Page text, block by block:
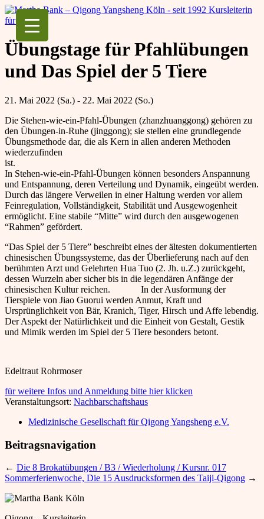
Martha Bank – Qigong Yangsheng Köln
seit 1992 Kursleiterin für Qigong
Übungstage für Pfahlübungen
und Das Spiel der 5 Tiere
21. Mai 2022 (Sa.) - 22. Mai 2022 (So.)
Die Stehen-wie-ein-Pfahl-Übungen (zhanzhuanggong) gehören zu
den Übungen-in-Ruhe (jinggong); sie stellen eine grundlegende
Übungsmethode dar, die als Kern in allen anderen Methoden
wiederzufinden
In Stehen-wie-ein-Pfahl-Übungen können besonders Anspannung
und Entspannung, deren Verteilung und Dynamik, eingeübt werden.
Durch das längere Verweilen in einer Haltung werden vor allem
Feinregulation, Vollständigkeit, Stabilität und Ausgewogenheit
ermöglicht. Eine stabile “Mitte” wird durch den ausgewogenen
“Rahmen” gefördert.
“Das Spiel der 5 Tiere” beschreibt eines der ältesten dokumentierten
chinesischen Übungssysteme, das der Überlieferung nach auf den
berühmten Arzt und Gelehrten Hua Tuo (2. Jh. u.Z.) zurückgeht,
dessen Wurzeln aber sicher bis in die legendären Anfänge der
chinesischen Kultur reichen. In der Ausformung der
Tierspiele von Jiao Guorui werden Anmut, Kraft und
Ursprünglichkeit von Bär, Kranich, Tiger, Hirsch und Affe lebendig.
Der Aspekt der Natürlichkeit und die Einheit von Gestalt, Gestik
und Mimik werden im Spiel der 5 Tiere besonders betont.
Edeltraut Rohrmoser
für weitere Infos und Anmeldung bitte hier klicken
Veranstaltungsort: Nachbarschaftshaus
Medizinische Gesellschaft für Qigong Yangsheng e.V.
Beitragsnavigation
← Die 8 Brokatübungen / B3 / Wiederholung / Kursnr. 017
Sommerferienwoche, Die 15 Ausdrucksformen des Taiji-Qigong →